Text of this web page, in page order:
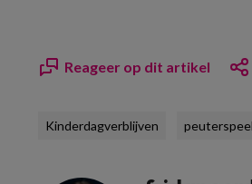
Reageer op dit artikel
Kinderdagverblijven